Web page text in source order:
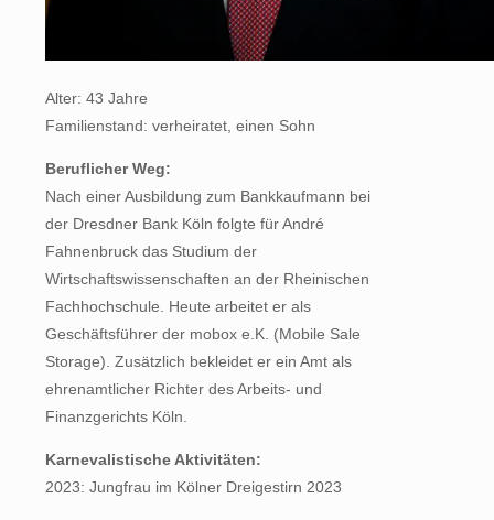
Alter: 43 Jahre
Familienstand: verheiratet, einen Sohn
Beruflicher Weg:
Nach einer Ausbildung zum Bankkaufmann bei
der Dresdner Bank Köln folgte für André
Fahnenbruck das Studium der
Wirtschaftswissenschaften an der Rheinischen
Fachhochschule. Heute arbeitet er als
Geschäftsführer der mobox e.K. (Mobile Sale
Storage). Zusätzlich bekleidet er ein Amt als
ehrenamtlicher Richter des Arbeits- und
Finanzgerichts Köln.
Karnevalistische Aktivitäten:
2023: Jungfrau im Kölner Dreigestirn 2023